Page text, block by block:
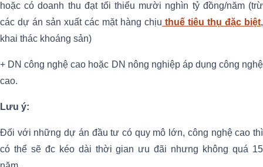
hoặc có doanh thu đạt tối thiểu mười nghìn tỷ đồng/năm (trừ
các dự án sản xuất các mặt hàng chịu thuế tiêu thụ đặc biệt,
khai thác khoáng sản)
+ DN công nghệ cao hoặc DN nông nghiệp áp dụng công nghệ
cao.
Lưu ý:
Đối với những dự án đầu tư có quy mô lớn, công nghệ cao thì
có thể sẽ đc kéo dài thời gian ưu đãi nhưng không quá 15